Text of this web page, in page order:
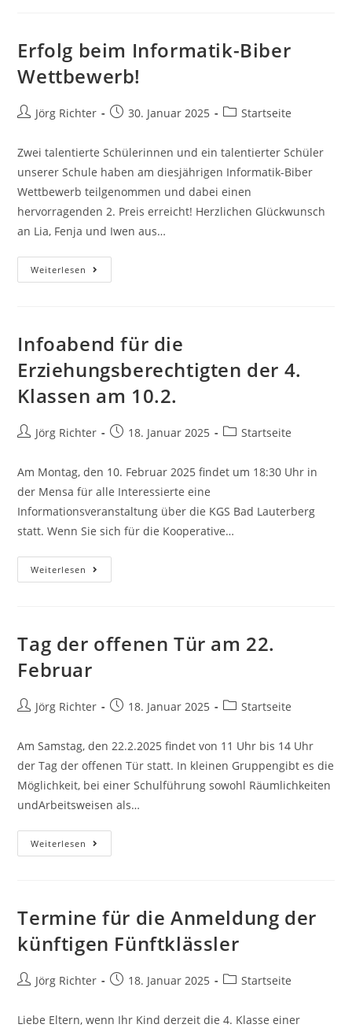
Erfolg beim Informatik-Biber
Wettbewerb!
Jörg Richter 30. Januar 2025 Startseite
Zwei talentierte Schülerinnen und ein talentierter Schüler
unserer Schule haben am diesjährigen Informatik-Biber
Wettbewerb teilgenommen und dabei einen
hervorragenden 2. Preis erreicht! Herzlichen Glückwunsch
an Lia, Fenja und Iwen aus…
Weiterlesen
Infoabend für die
Erziehungsberechtigten der 4.
Klassen am 10.2.
Jörg Richter 18. Januar 2025 Startseite
Am Montag, den 10. Februar 2025 findet um 18:30 Uhr in
der Mensa für alle Interessierte eine
Informationsveranstaltung über die KGS Bad Lauterberg
statt. Wenn Sie sich für die Kooperative…
Weiterlesen
Tag der offenen Tür am 22.
Februar
Jörg Richter 18. Januar 2025 Startseite
Am Samstag, den 22.2.2025 findet von 11 Uhr bis 14 Uhr
der Tag der offenen Tür statt. In kleinen Gruppengibt es die
Möglichkeit, bei einer Schulführung sowohl Räumlichkeiten
undArbeitsweisen als…
Weiterlesen
Termine für die Anmeldung der
künftigen Fünftklässler
Jörg Richter 18. Januar 2025 Startseite
Liebe Eltern, wenn Ihr Kind derzeit die 4. Klasse einer